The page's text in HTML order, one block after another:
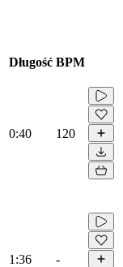
Długość BPM
0:40 120
1:36 -